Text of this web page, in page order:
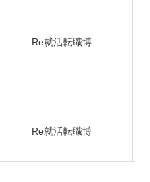
Re就活転職博
Re就活転職博